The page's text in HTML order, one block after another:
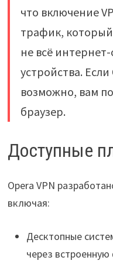
что включение
трафик, который
не всё
устройства.
возможно, вам
браузер.
Доступные
Opera VPN
включая:
Десктопные
через